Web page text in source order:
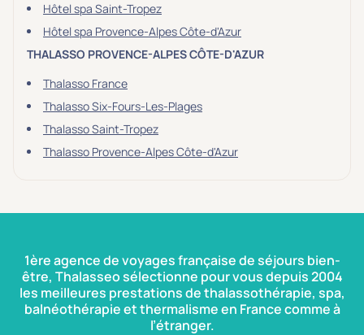
Hôtel spa Saint-Tropez
Hôtel spa Provence-Alpes Côte-d'Azur
THALASSO PROVENCE-ALPES CÔTE-D'AZUR
Thalasso France
Thalasso Six-Fours-Les-Plages
Thalasso Saint-Tropez
Thalasso Provence-Alpes Côte-d'Azur
1ère agence de voyages française de séjours bien-
être, Thalasseo sélectionne pour vous depuis 2004
les meilleures prestations de thalassothérapie, spa,
balnéothérapie et thermalisme en France comme à
l’étranger.